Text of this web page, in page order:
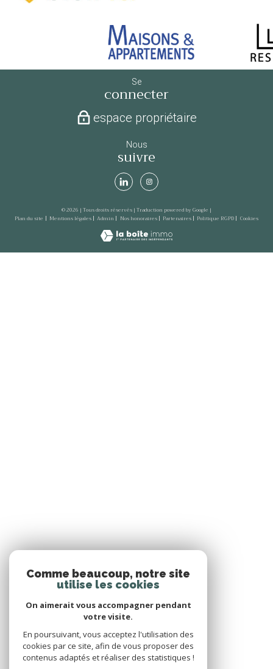
Se
connecter
espace propriétaire
Nous
suivre
© 2026 | Tous droits réservés | Traduction powered by Google |
Plan du site
Mentions légales Admin Nos honoraires Partenaires Politique RGPD Cookies
Comme beaucoup, notre site
utilise les cookies
On aimerait vous accompagner pendant
votre visite.
En poursuivant, vous acceptez l'utilisation des
cookies par ce site, afin de vous proposer des
contenus adaptés et réaliser des statistiques !